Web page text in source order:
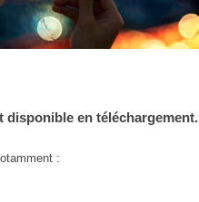
disponible en téléchargement.
: